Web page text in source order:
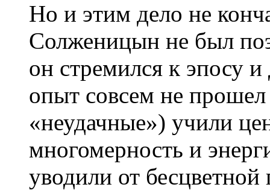
Но и этим дело не
Солженицын не был
он стремился к эпосу
опыт совсем не
«неудачные») учили
многомерность и
уводили от бесцветной